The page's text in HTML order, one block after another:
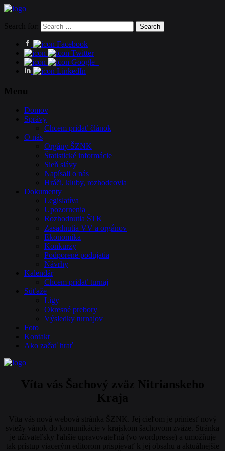
Search for:
Facebook
Twitter
Google+
LinkedIn
Menu
Domov
Správy
Chcem pridať článok
O nás
Orgány ŠZNK
Štatistické informácie
Sieň slávy
Napísali o nás
Hráči, kluby, rozhodcovia
Dokumenty
Legislatíva
Upozornenia
Rozhodnutia ŠTK
Zasadnutia VV a orgánov
Ekonomika
Konkurzy
Podporené podujatia
Návrhy
Kalendár
Chcem pridať turnaj
Súťaže
Ligy
Okresné prebory
Výsledky turnajov
Foto
Kontakt
Ako začať hrať
Víta vás Šachový zväz Nitrianskeho
Kraja
Víta vás nová webová stránka ŠZNK. Jej cieľom je priniesť nový
sviežy vánok do komunikácie v krajskom šachovom zväze. Stránka
je užívateľsky ľahšie upravovateľná (vo wordpresse) a umožňuje
tak prístup viacerým editorom prispievať k jej obsahu a aktuálnejšie